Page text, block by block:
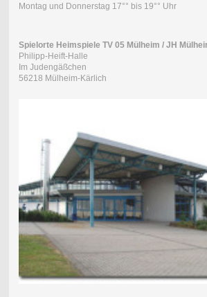
Montag und Donnerstag 17°° bis 19°° Uhr
Spielorte Heimspiele TV 05 Mülheim / JH
Philipp-Heift-Halle
Im Judengäßchen
56218 Mülheim-Kärlich